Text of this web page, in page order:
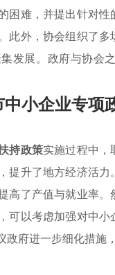
困难，并提出针对
此外，协会组织了
集发展。政府与协
小企业专项
持政策实施过程中，
，提升了地方经济活
高了产值与就业率
可以考虑加强对中
政府进一步细化措